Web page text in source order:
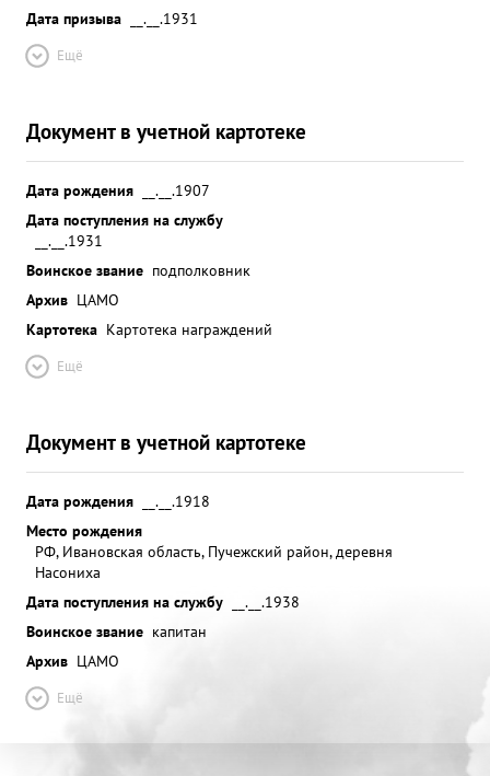
Дата призыва
__.__.1931
Ещё
Документ в учетной картотеке
Дата рождения
__.__.1907
Дата поступления на службу
__.__.1931
Воинское звание подполковник
Архив ЦАМО
Картотека Картотека награждений
Ещё
Документ в учетной картотеке
Дата рождения
__.__.1918
Место рождения
РФ, Ивановская область, Пучежский район, деревня
Насониха
Дата поступления на службу
__.__.1938
Воинское звание капитан
Архив ЦАМО
Ещё